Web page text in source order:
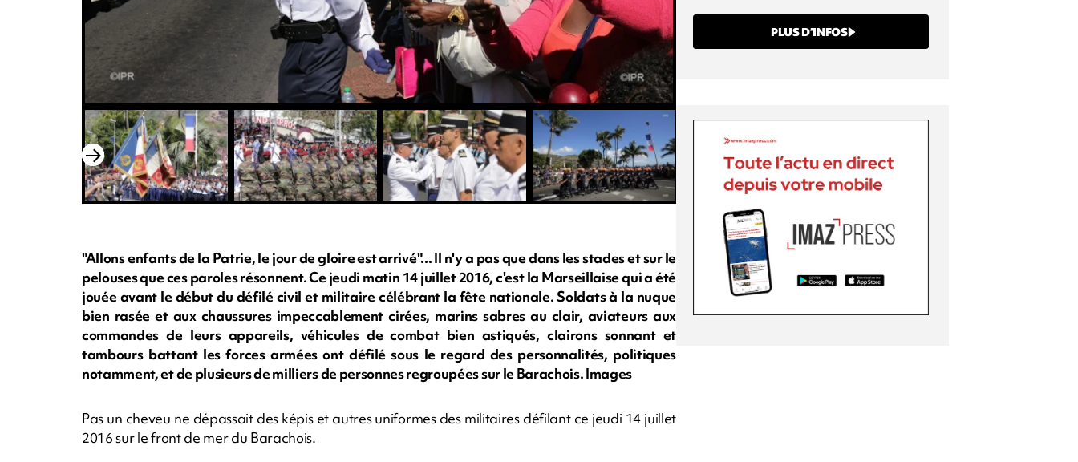
"Allons enfants de la Patrie, le jour de gloire est arrivé"... Il n'y a pas que dans les stades et sur le
pelouses que ces paroles résonnent. Ce jeudi matin 14 juillet 2016, c'est la Marseillaise qui a été
jouée avant le début du défilé civil et militaire célébrant la fête nationale. Soldats à la nuque
bien rasée et aux chaussures impeccablement cirées, marins sabres au clair, aviateurs aux
commandes de leurs appareils, véhicules de combat bien astiqués, clairons sonnant et
tambours battant les forces armées ont défilé sous le regard des personnalités, politiques
notamment, et de plusieurs de milliers de personnes regroupées sur le Barachois. Images
Pas un cheveu ne dépassait des képis et autres uniformes des militaires défilant ce jeudi 14 juillet
2016 sur le front de mer du Barachois.
PLUS D’INFOS